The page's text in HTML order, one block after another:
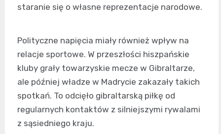
staranie się o własne reprezentacje narodowe.
Polityczne napięcia miały również wpływ na
relacje sportowe. W przeszłości hiszpańskie
kluby grały towarzyskie mecze w Gibraltarze,
ale później władze w Madrycie zakazały takich
spotkań. To odcięło gibraltarską piłkę od
regularnych kontaktów z silniejszymi rywalami
z sąsiedniego kraju.